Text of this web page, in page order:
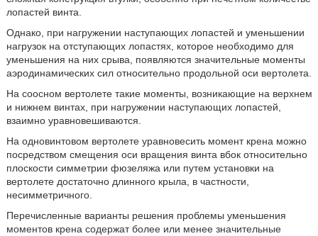
лопастей винта.
Однако, при нагружении наступающих лопастей и уменьшении
нагрузок на отступающих лопастях, которое необходимо для
уменьшения на них срыва, появляются значительные моменты
аэродинамических сил относительно продольной оси вертолета.
На соосном вертолете такие моменты, возникающие на верхнем
и нижнем винтах, при нагружении наступающих лопастей,
взаимно уравновешиваются.
На одновинтовом вертолете уравновесить момент крена можно
посредством смещения оси вращения винта вбок относительно
плоскости симметрии фюзеляжа или путем установки на
вертолете достаточно длинного крыла, в частности,
несимметричного.
Перечисленные варианты решения проблемы уменьшения
моментов крена содержат более или менее значительные